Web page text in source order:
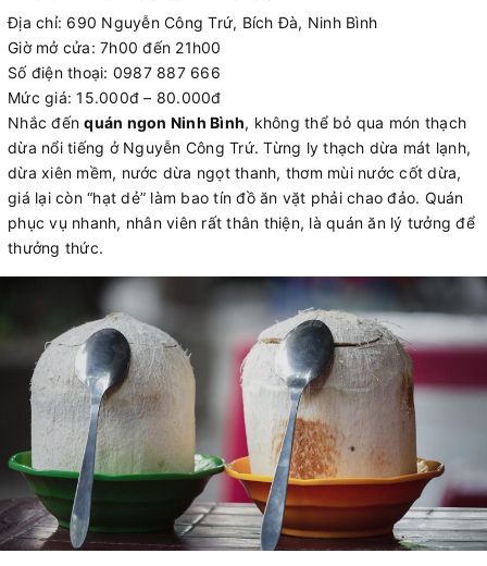
Địa chỉ: 690 Nguyễn Công Trứ, Bích Đà, Ninh Bình
Giờ mở cửa: 7h00 đến 21h00
Số điện thoại: 0987 887 666
Mức giá: 15.000đ – 80.000đ
Nhắc đếnquán ngon Ninh Bình, không thể bỏ qua món thạch
dừa nổi tiếng ở Nguyễn Công Trứ. Từng ly thạch dừa mát lạnh,
dừa xiên mềm, nước dừa ngọt thanh, thơm mùi nước cốt dừa,
giá lại còn “hạt dẻ” làm bao tín đồ ăn vặt phải chao đảo. Quán
phục vụ nhanh, nhân viên rất thân thiện, là quán ăn lý tưởng để
thưởng thức.